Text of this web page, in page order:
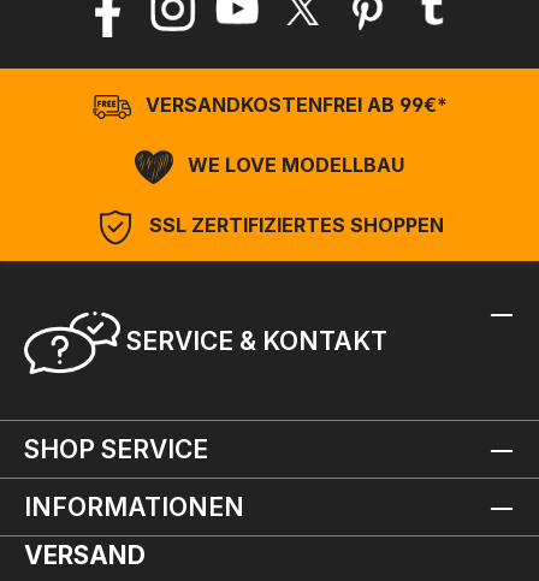
VERSANDKOSTENFREI AB 99€*
WE LOVE MODELLBAU
SSL ZERTIFIZIERTES SHOPPEN
SERVICE & KONTAKT
SHOP SERVICE
INFORMATIONEN
VERSAND